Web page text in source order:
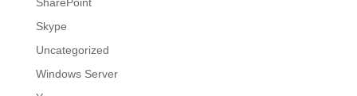
SharePoint
Skype
Uncategorized
Windows Server